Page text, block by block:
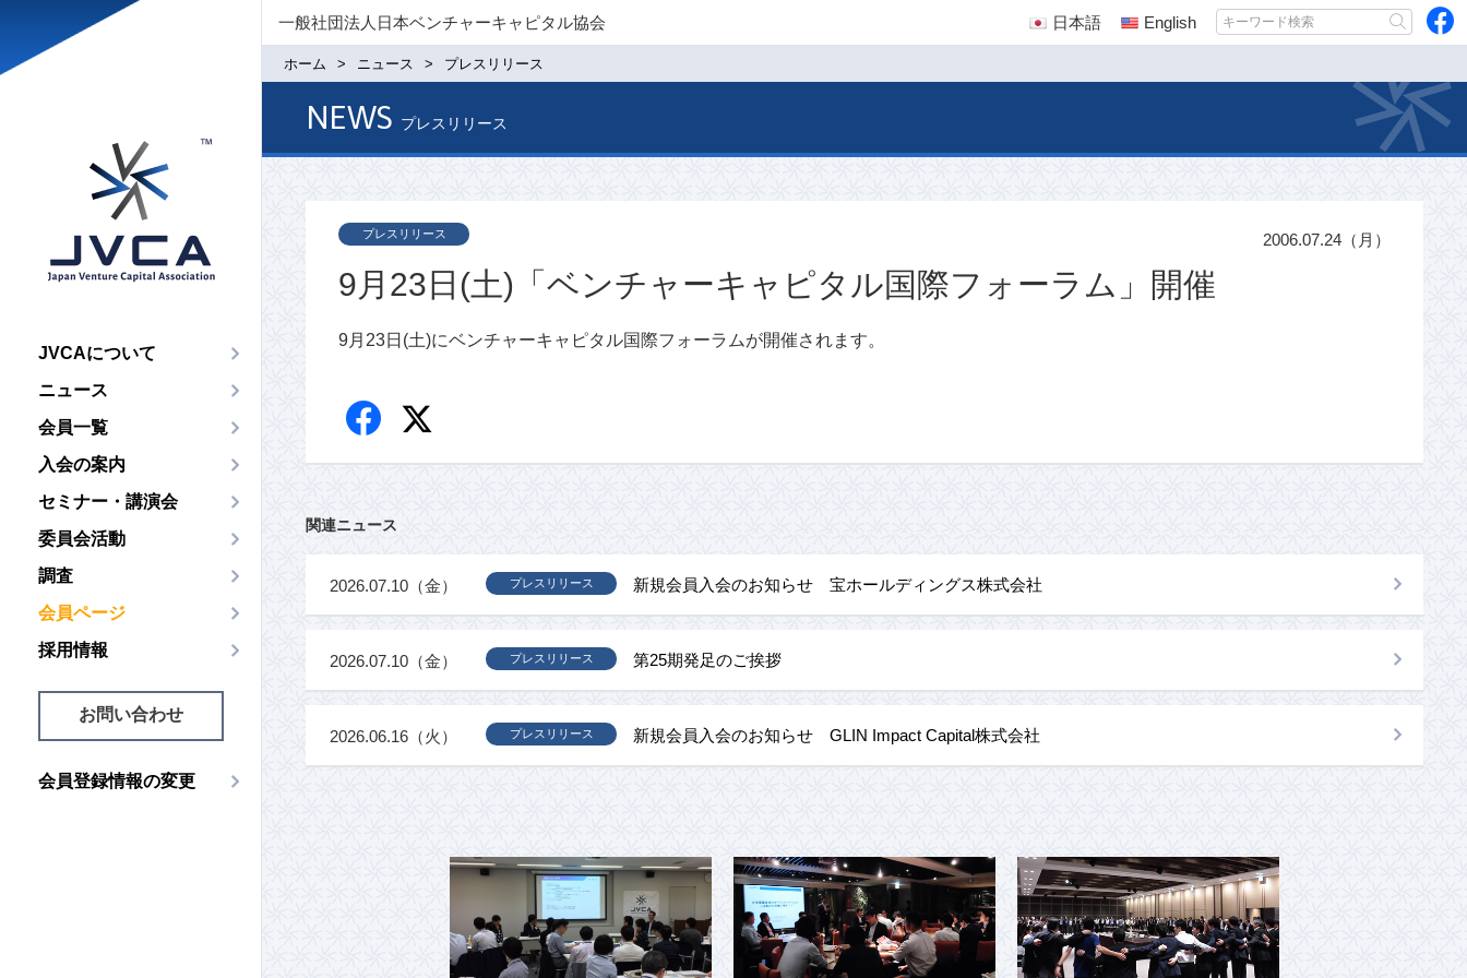
JVCAについて
ニュース
会員一覧
入会の案内
セミナー・講演会
委員会活動
調査
会員ページ
採用情報
お問い合わせ
会員登録情報の変更
一般社団法人日本ベンチャーキャピタル協会 日本語 English
ホーム ニュース プレスリリース
NEWS プレスリリース
9月23日(土)「ベンチャーキャピタル国際フォーラム」開催
プレスリリース 2006.07.24（月）
9月23日(土)にベンチャーキャピタル国際フォーラムが開催されます。
関連ニュース
新規会員入会のお知らせ 宝ホールディングス株式会社
プレスリリース
2026.07.10（金）
第25期発足のご挨拶
プレスリリース
2026.07.10（金）
新規会員入会のお知らせ GLIN Impact Capital株式会社
プレスリリース
2026.06.16（火）